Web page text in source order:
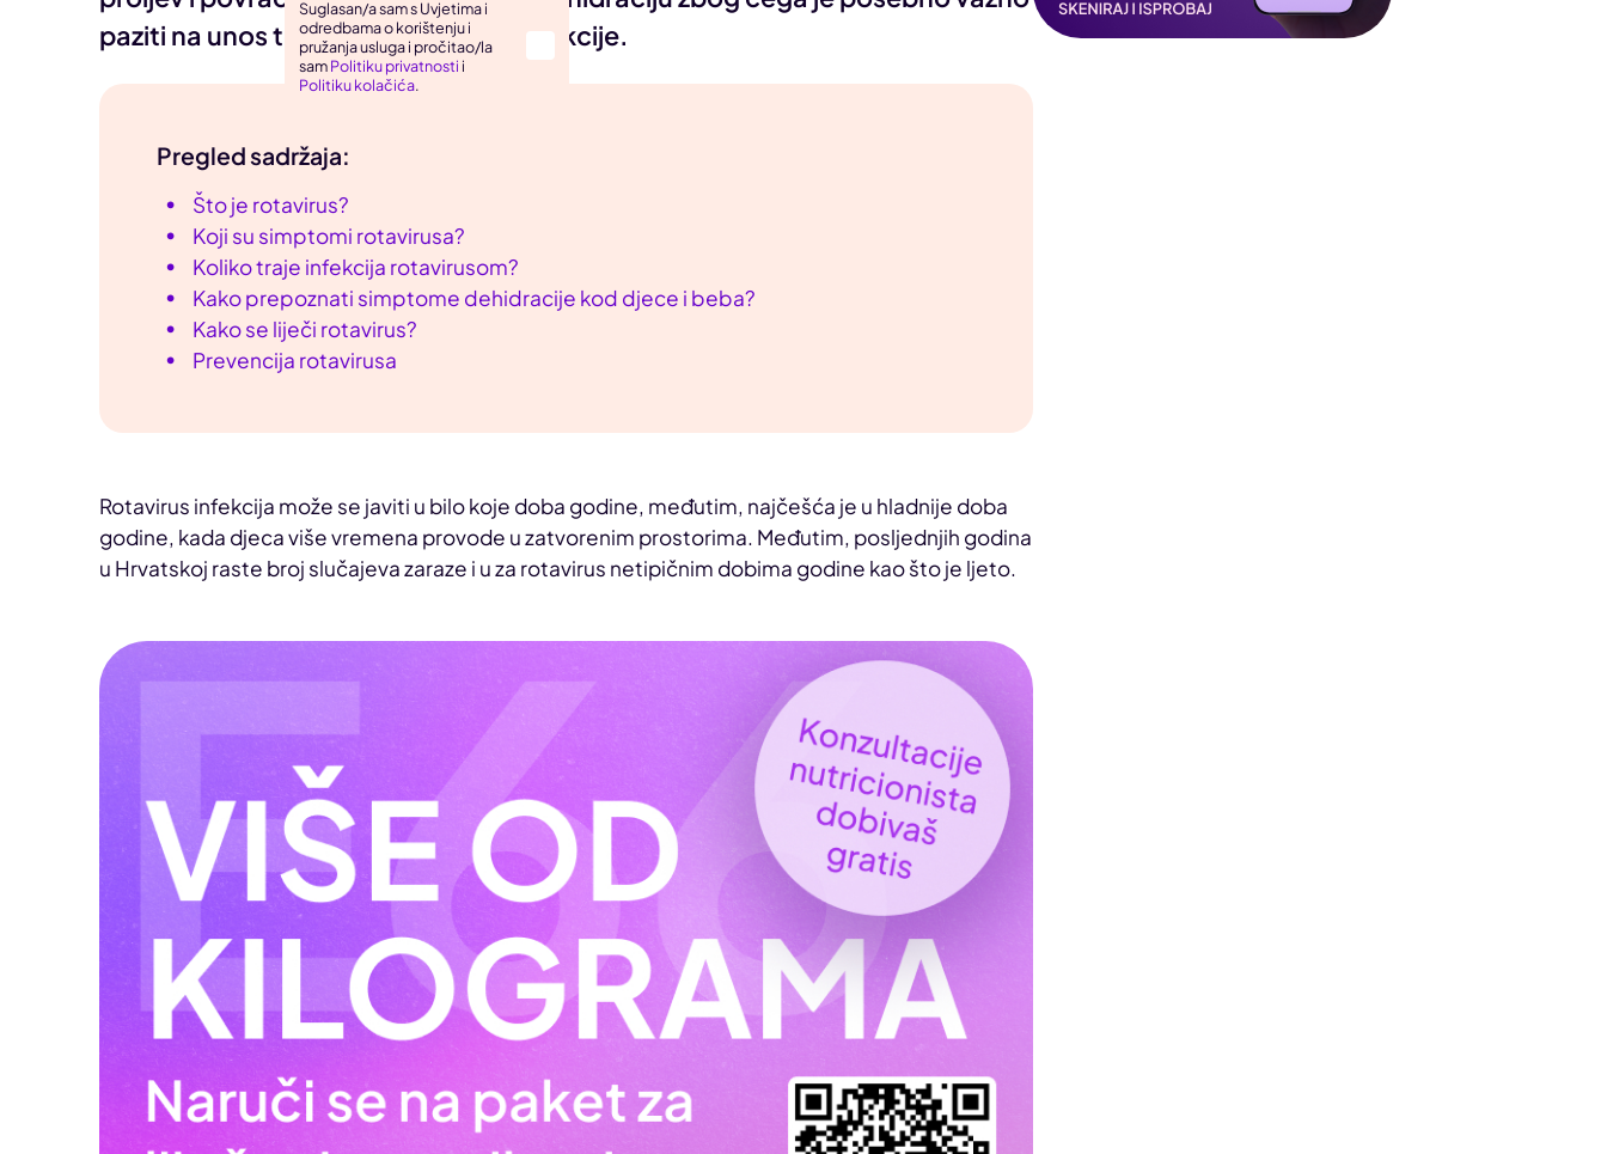
Uho, grlo, nos
Zarazne bolesti
Suglasan/a sam s Uvjetima i
odredbama o korištenju i
pružanja usluga i pročitao/la
samPolitiku privatnosti i
Politiku kolačića.
paziti na unos tekućine za vrijeme infekcije.
Pregled sadržaja:
Što je rotavirus?
Koji su simptomi rotavirusa?
Koliko traje infekcija rotavirusom?
Kako prepoznati simptome dehidracije kod djece i beba?
Kako se liječi rotavirus?
Prevencija rotavirusa
Rotavirus infekcija može se javiti u bilo koje doba godine, međutim, najčešća je u hladnije doba
godine, kada djeca više vremena provode u zatvorenim prostorima. Međutim, posljednjih godina
u Hrvatskoj raste broj slučajeva zaraze i u za rotavirus netipičnim dobima godine kao što je ljeto.